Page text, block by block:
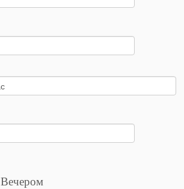
Вечером